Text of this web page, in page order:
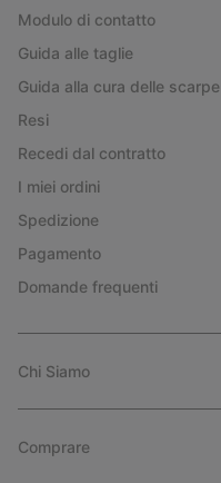
Modulo di contatto
Guida alle taglie
Guida alla cura delle scarpe
Resi
Recedi dal contratto
I miei ordini
Spedizione
Pagamento
Domande frequenti
Chi Siamo
Comprare